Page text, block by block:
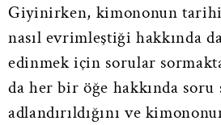
Giyinirken, kimononun
nasıl evrimleştiği hakkında
edinmek için sorular
da her bir öğe hakkında soru
adlandırıldığını ve